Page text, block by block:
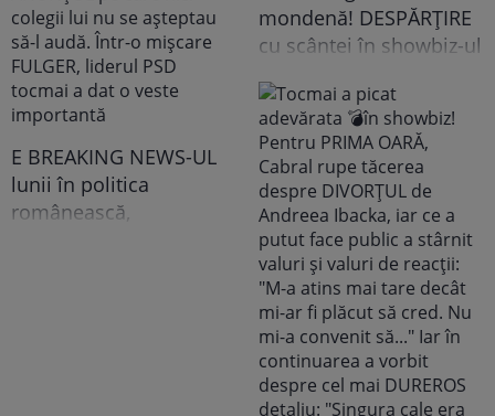
E BREAKING NEWS-UL
lunii în politica
românească,
mondenă! DESPĂRȚIRE
cu scântei în showbiz-ul
noastră vedetă a
recunoscut TOT, dar
tooot: „Mă abțin să nu-i
scriu. Am făcut
scandal!” Ce s-a
întâmplat e...